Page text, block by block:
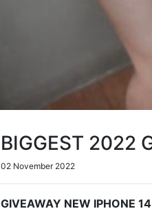
BIGGEST 2022
02 November 2022
GIVEAWAY NEW IPHONE